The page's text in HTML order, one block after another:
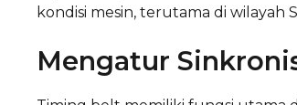
kondisi mesin, terutama di wilayah
Mengatur